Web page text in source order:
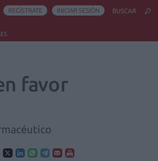
REGÍSTRATE INICIAR SESIÓN BUSCAR
favor